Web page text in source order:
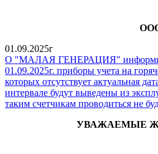
01.09.2025г
О "МАЛАЯ ГЕНЕРАЦИЯ"
01.09.2025г. приборы учета на
которых отсутствует актуальная
интервале будут выведены из
таким счетчикам проводиться не
УВАЖАЕМЫЕ